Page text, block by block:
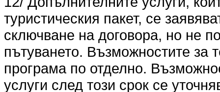
туристическия пакет, се
сключване на договора, но не
пътуването. Възможностите за
програма по отделно.
услуги след този срок се